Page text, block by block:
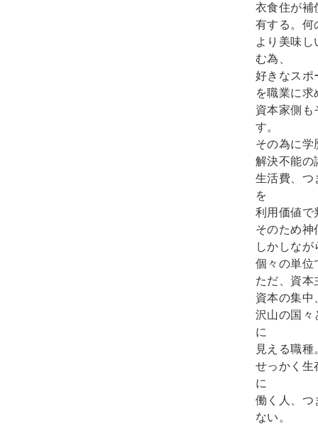
衣食住が補
有する。何
より美味
む為、
好きなスポ
を職業に求
資本家側も
す。
その為に学
解決不能の
生活費、つ
を
利用価値で
そのため神
しかしな
個々の単位
ただ、資本
資本の集中
沢山の国々
に
見える職種
せっかく生
に
働く人、つ
ない。